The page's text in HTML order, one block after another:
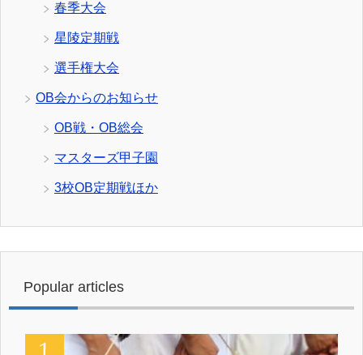
春季大会
星陵定期戦
選手権大会
OB会からのお知らせ
OB戦・OB総会
マスターズ甲子園
3校OB定期戦ほか
Popular articles